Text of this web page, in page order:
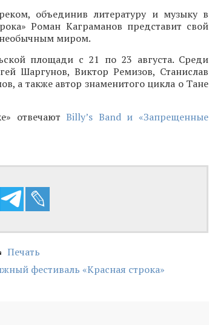
объединив литературу и музыку в
Роман Каграманов представит свой
необычным миром.
площади с 21 по 23 августа. Среди
Шаргунов, Виктор Ремизов, Станислав
а также автор знаменитого цикла о Тане
отвечаютBilly’s Band и «Запрещенные
Печать
фестиваль «Красная строка»